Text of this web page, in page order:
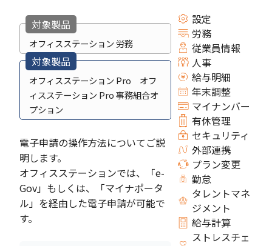
対象製品
オフィスステーション 労務
対象製品
オフィスステーション Pro オフ
ィスステーション Pro 事務組合オ
プション
電子申請の操作方法についてご説
明します。
オフィスステーションでは、「e-
Gov」もしくは、「マイナポータ
ル」を経由した電子申請が可能で
す。
設定
労務
従業員情報
人事
給与明細
年末調整
マイナンバー
有休管理
セキュリティ
外部連携
プラン変更
勤怠
タレントマネ
ジメント
給与計算
ストレスチェ